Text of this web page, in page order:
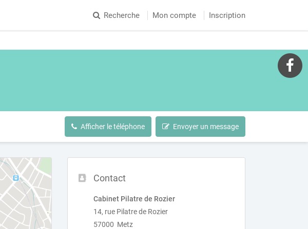
Recherche Mon compte Inscription
Afficher le téléphone Envoyer un message
Contact
Cabinet Pilatre de Rozier
14, rue Pilatre de Rozier
57000 Metz